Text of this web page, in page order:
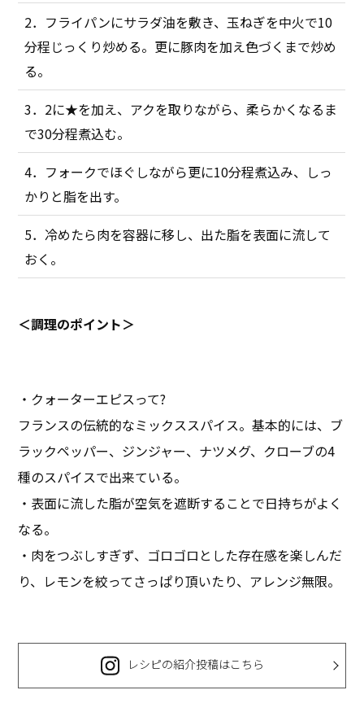
2．フライパンにサラダ油を敷き、玉ねぎを中火で10
分程じっくり炒める。更に豚肉を加え色づくまで炒め
る。
3．2に★を加え、アクを取りながら、柔らかくなるま
で30分程煮込む。
4．フォークでほぐしながら更に10分程煮込み、しっ
かりと脂を出す。
5．冷めたら肉を容器に移し、出た脂を表面に流して
おく。
＜調理のポイント＞
・クォーターエピスって?
フランスの伝統的なミックススパイス。基本的には、ブ
ラックペッパー、ジンジャー、ナツメグ、クローブの4
種のスパイスで出来ている。
・表面に流した脂が空気を遮断することで日持ちがよく
なる。
・肉をつぶしすぎず、ゴロゴロとした存在感を楽しんだ
り、レモンを絞ってさっぱり頂いたり、アレンジ無限。
レシピの紹介投稿はこちら